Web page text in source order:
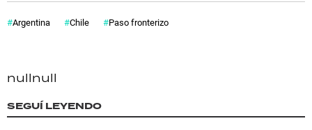
Argentina Chile Paso fronterizo
nullnull
SEGUÍ LEYENDO